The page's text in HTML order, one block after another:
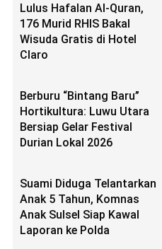
Lulus Hafalan Al-Quran,
176 Murid RHIS Bakal
Wisuda Gratis di Hotel
Claro
Berburu “Bintang Baru”
Hortikultura: Luwu Utara
Bersiap Gelar Festival
Durian Lokal 2026
Suami Diduga Telantarkan
Anak 5 Tahun, Komnas
Anak Sulsel Siap Kawal
Laporan ke Polda